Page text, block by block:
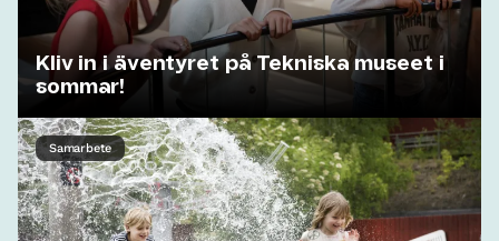
Kliv in i äventyret på Tekniska museet i
sommar!
Samarbete